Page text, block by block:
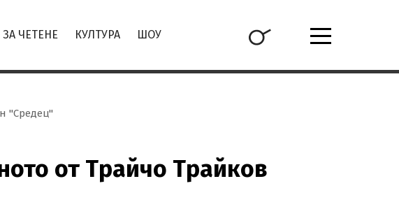
ЧЕТЕНЕ КУЛТУРА ШОУ
"Средец"
от Трайчо Трайков